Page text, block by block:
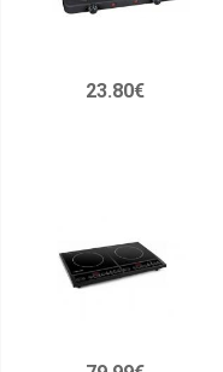
23.80€